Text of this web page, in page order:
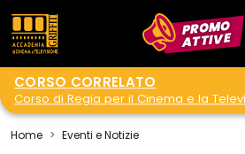
PROMO
ATTIVE
CORSO CORRELATO
Corso di Regia per il Cinema e la
Home Eventi e Notizie